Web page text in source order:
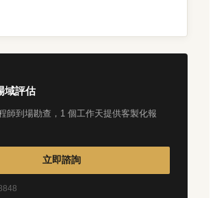
域評估
師到場勘查，1 個工作天提供客製化報
立即諮詢